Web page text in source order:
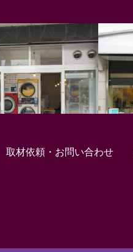
取材依頼・お問い合わせ